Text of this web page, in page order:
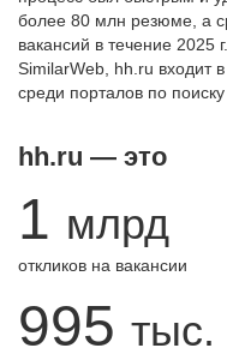
более 80 млн резюме, а
вакансий в течение
SimilarWeb, hh.ru входит
среди порталов по
hh.ru — это
1 млрд
откликов на вакансии
995 тыс.